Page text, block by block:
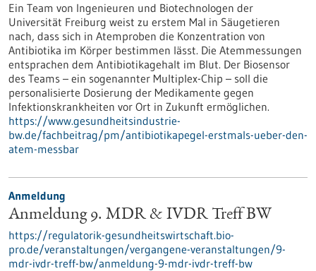
Ein Team von Ingenieuren und Biotechnologen der
Universität Freiburg weist zu erstem Mal in Säugetieren
nach, dass sich in Atemproben die Konzentration von
Antibiotika im Körper bestimmen lässt. Die Atemmessungen
entsprachen dem Antibiotikagehalt im Blut. Der Biosensor
des Teams – ein sogenannter Multiplex-Chip – soll die
personalisierte Dosierung der Medikamente gegen
Infektionskrankheiten vor Ort in Zukunft ermöglichen.
https://www.gesundheitsindustrie-
bw.de/fachbeitrag/pm/antibiotikapegel-erstmals-ueber-den-
atem-messbar
Anmeldung
Anmeldung 9. MDR & IVDR Treff BW
https://regulatorik-gesundheitswirtschaft.bio-
pro.de/veranstaltungen/vergangene-veranstaltungen/9-
mdr-ivdr-treff-bw/anmeldung-9-mdr-ivdr-treff-bw